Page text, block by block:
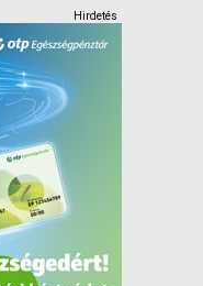
Hirdetés